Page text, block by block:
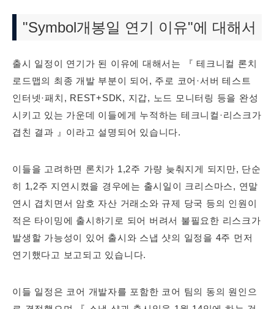
"Symbol개봉일 연기 이유"에 대해서
출시 일정이 연기가 된 이유에 대해서는 『 테크니컬 론치
로드맵의 최종 개발 부분이 되어, 주로 코어·서버 테스트
인터넷·패치, REST+SDK, 지갑, 노드 모니터링 등을 완성
시키고 있는 가운데 이들에게 누적하는 테크니컬·리스크가
겹친 결과 』이라고 설명되어 있습니다.
이들을 고려하면 론치가 1,2주 가량 늦춰지게 되지만, 단순
히 1,2주 지연시켰을 경우에는 출시일이 크리스마스, 연말
연시 겹치면서 암호 자산 거래소와 규제 당국 등의 인원이
적은 타이밍에 출시하기로 되어 버려서 불필요한 리스크가
발생할 가능성이 있어 출시와 스냅 샷의 일정을 4주 먼저
연기했다고 보고되고 있습니다.
이들 일정은 코어 개발자를 포함한 코어 팀의 동의 원인으